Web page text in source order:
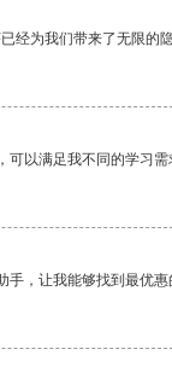
经为我们带来了无限的
以满足我不同的学习需
，让我能够找到最优惠